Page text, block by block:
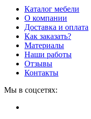
Каталог мебели
О компании
Доставка и оплата
Как заказать?
Материалы
Наши работы
Отзывы
Контакты
Мы в соцсетях: